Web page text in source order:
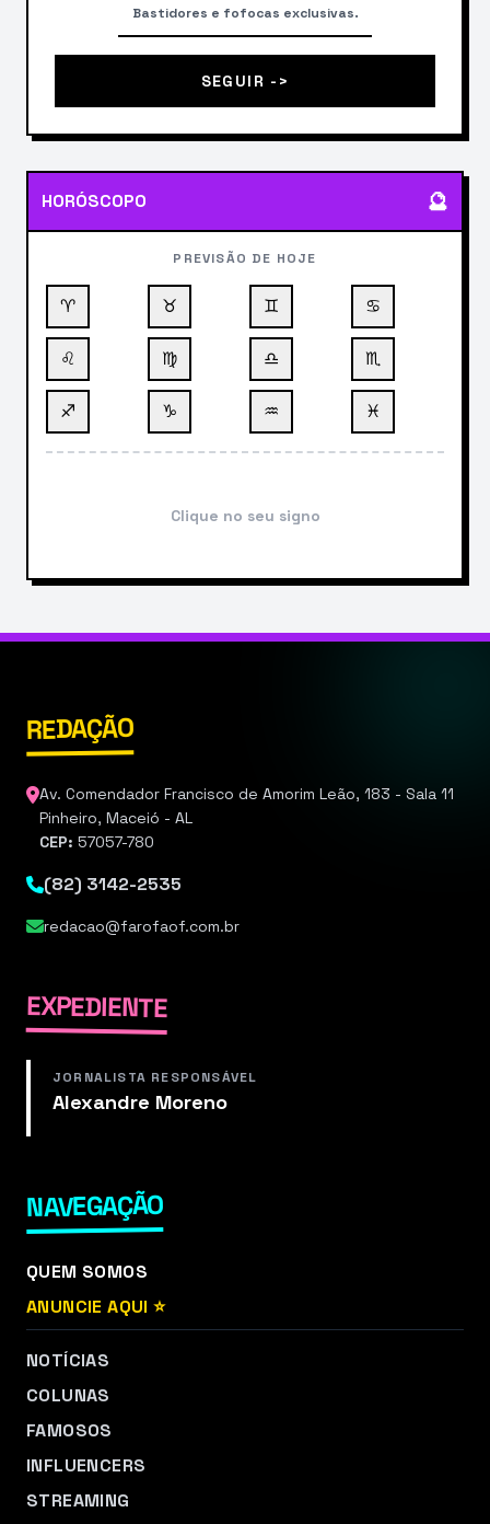
Bastidores e fofocas exclusivas.
SEGUIR ->
HORÓSCOPO 🔮
PREVISÃO DE HOJE
♈ ♉ ♊ ♋
♌ ♍ ♎ ♏
♐ ♑ ♒ ♓
Clique no seu signo
REDAÇÃO
Av. Comendador Francisco de Amorim Leão, 183 - Sala 11
Pinheiro, Maceió - AL
CEP: 57057-780
(82) 3142-2535
redacao@farofaof.com.br
EXPEDIENTE
JORNALISTA RESPONSÁVEL
Alexandre Moreno
NAVEGAÇÃO
QUEM SOMOS
ANUNCIE AQUI ⭐
NOTÍCIAS
COLUNAS
FAMOSOS
INFLUENCERS
STREAMING